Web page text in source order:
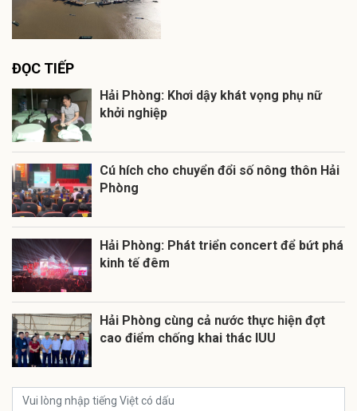
ĐỌC TIẾP
Hải Phòng: Khơi dậy khát vọng phụ nữ
khởi nghiệp
Cú hích cho chuyển đổi số nông thôn Hải
Phòng
Hải Phòng: Phát triển concert để bứt phá
kinh tế đêm
Hải Phòng cùng cả nước thực hiện đợt
cao điểm chống khai thác IUU